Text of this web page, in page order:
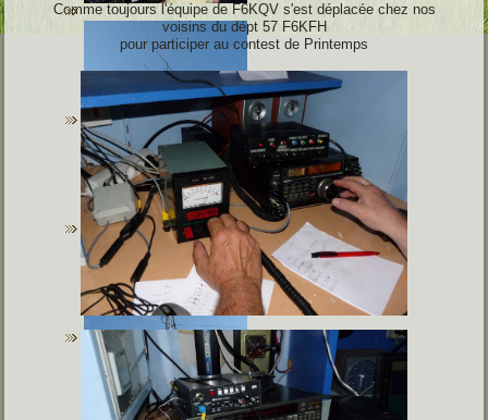
Comme toujours l'équipe de F6KQV s'est déplacée chez nos
voisins du dépt 57 F6KFH
pour participer au contest de Printemps